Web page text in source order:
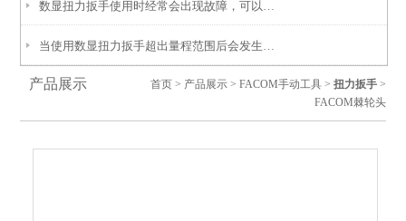
产品展示 首页> 产品展示> FACOM手动工具> 扭力扳手>
FACOM棘轮头